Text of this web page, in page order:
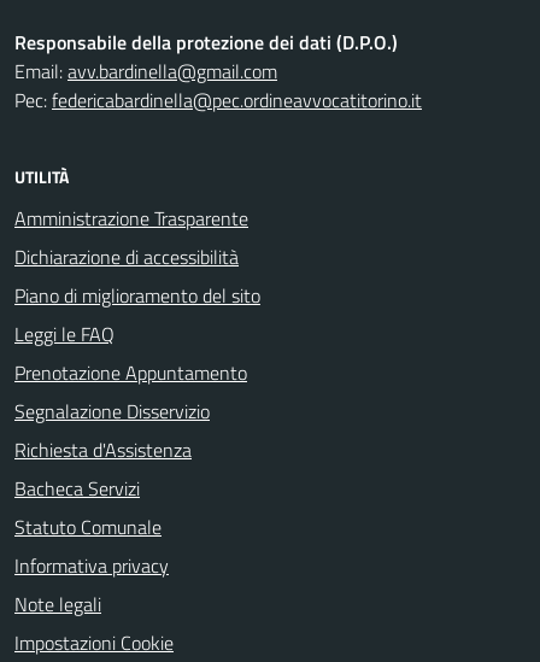
Responsabile della protezione dei dati (D.P.O.)
Email:avv.bardinella@gmail.com
Pec:federicabardinella@pec.ordineavvocatitorino.it
UTILITÀ
Amministrazione Trasparente
Dichiarazione di accessibilità
Piano di miglioramento del sito
Leggi le FAQ
Prenotazione Appuntamento
Segnalazione Disservizio
Richiesta d'Assistenza
Bacheca Servizi
Statuto Comunale
Informativa privacy
Note legali
Impostazioni Cookie